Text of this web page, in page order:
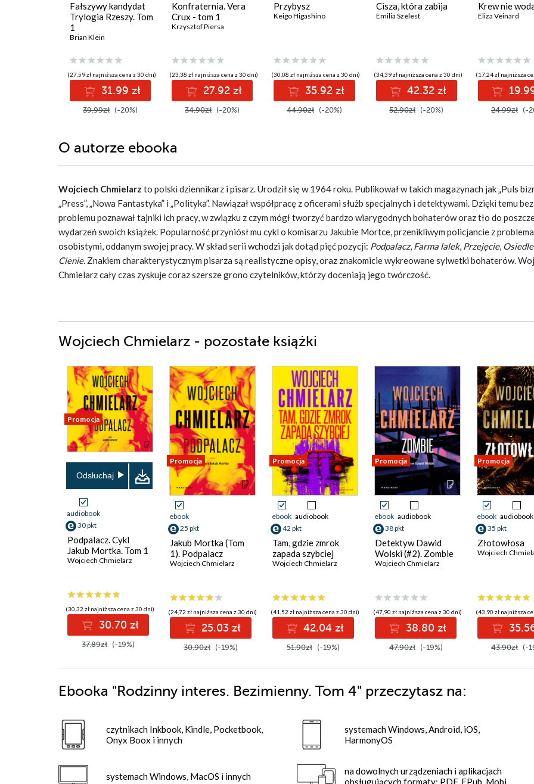
Fałszywy kandydat
Trylogia Rzeszy. Tom
1
Brian Klein
(27,59 zł najniższa cena z 30 dni)
31.99 zł
39.99zł (-20%)
Konfraternia. Vera
Crux - tom 1
Krzysztof Piersa
(23,38 zł najniższa cena z 30 dni)
27.92 zł
34.90zł (-20%)
Przybysz
Keigo Higashino
(30,08 zł najniższa cena z 30 dni)
35.92 zł
44.90zł (-20%)
Cisza, która zabija
Emilia Szelest
(34,39 zł najniższa cena z 30 dni)
42.32 zł
52.90zł (-20%)
Krew nie
Eliza Veinard
(17,24 zł najniższa
24.99zł (-
O autorze ebooka
Wojciech Chmielarz to polski dziennikarz i pisarz. Urodził się w 1964 roku. Publikował w takich magazynach jak „Puls
„Press”, „Nowa Fantastyka” i „Polityka”. Nawiązał współpracę z oficerami służb specjalnych i detektywami. Dzięki temu bez
problemu poznawał tajniki ich pracy, w związku z czym mógł tworzyć bardzo wiarygodnych bohaterów oraz tło do
wydarzeń swoich książek. Popularność przyniósł mu cykl o komisarzu Jakubie Mortce, przenikliwym policjancie z
osobistymi, oddanym swojej pracy. W skład serii wchodzi jak dotąd pięć pozycji: Podpalacz, Farma lalek, Przejęcie,
Cienie. Znakiem charakterystycznym pisarza są realistyczne opisy, oraz znakomicie wykreowane sylwetki bohaterów.
Chmielarz cały czas zyskuje coraz szersze grono czytelników, którzy doceniają jego twórczość.
Wojciech Chmielarz - pozostałe książki
Promocja
Odsłuchaj
audiobook
30 pkt
Podpalacz. Cykl
Jakub Mortka. Tom 1
Wojciech Chmielarz
(30,32 zł najniższa cena z 30 dni)
30.70 zł
37.89zł (-19%)
Promocja
ebook
25 pkt
Jakub Mortka (Tom
1). Podpalacz
Wojciech Chmielarz
(24,72 zł najniższa cena z 30 dni)
25.03 zł
30.90zł (-19%)
Promocja
ebook audiobook
42 pkt
Tam, gdzie zmrok
zapada szybciej
Wojciech Chmielarz
(41,52 zł najniższa cena z 30 dni)
42.04 zł
51.90zł (-19%)
Promocja
ebook audiobook
38 pkt
Detektyw Dawid
Wolski (#2). Zombie
Wojciech Chmielarz
(47,90 zł najniższa cena z 30 dni)
38.80 zł
47.90zł (-19%)
Promocja
ebook audiobook
35 pkt
Złotowłosa
Wojciech
(43,90 zł najniższa
43.90zł (-
Ebooka "Rodzinny interes. Bezimienny. Tom 4" przeczytasz na:
czytnikach Inkbook, Kindle, Pocketbook,
Onyx Boox i innych
systemach Windows, MacOS i innych
systemach Windows, Android, iOS,
HarmonyOS
na dowolnych urządzeniach i aplikacjach
obsługujących formaty: PDF, EPub, Mobi